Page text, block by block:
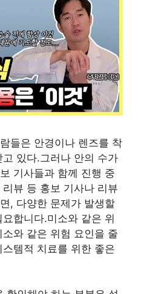
들은 안경이나 렌즈를 착
있다.그러나 안의 수가
기사들과 함께 진행 중
뷰 등 홍보 기사나 리뷰
, 다양한 문제가 발생할
합니다.미소와 같은 위
와 같은 위험 요인을 줄
템적 치료를 위한 좋은